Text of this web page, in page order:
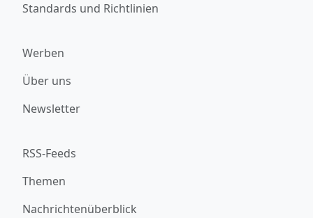
Standards und Richtlinien
Werben
Über uns
Newsletter
RSS-Feeds
Themen
Nachrichtenüberblick